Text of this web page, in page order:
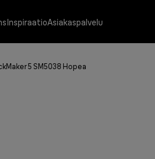
InspiraatioAsiakaspalvelu
5 SM5038 Hopea